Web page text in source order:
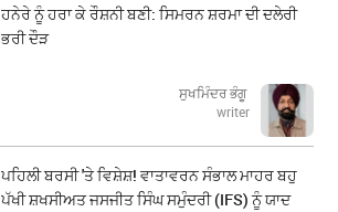
ਹਨੇਰੇ ਨੂੰ ਹਰਾ ਕੇ ਰੌਸ਼ਨੀ ਬਣੀ: ਸਿਮਰਨ ਸ਼ਰਮਾ ਦੀ ਦਲੇਰੀ
ਭਰੀ ਦੌੜ
ਸੁਖਮਿੰਦਰ ਭੰਗੂ
writer
ਪਹਿਲੀ ਬਰਸੀ 'ਤੇ ਵਿਸ਼ੇਸ਼! ਵਾਤਾਵਰਨ ਸੰਭਾਲ ਮਾਹਰ ਬਹੁ
ਪੱਖੀ ਸ਼ਖਸੀਅਤ ਜਸਜੀਤ ਸਿੰਘ ਸਮੁੰਦਰੀ (IFS) ਨੂੰ ਯਾਦ